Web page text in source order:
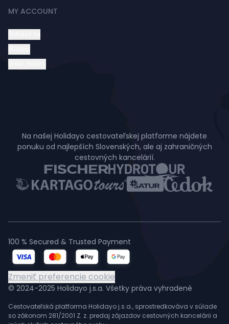
MY ACCOUNT
Na našej Holidayo cestovateľskej platforme nájdete
ponuku od najlepších Slovenských, ale aj zahraničných
cestovných kancelárií.
© 2024-2025 Holidayo j.s.a. Všetky práva vyhradené
Cestovateľská platforma Holidayo j.s.a., sprostredkováva v súlade
so zákonom 281/2001 Z. z. predaj zájazdov cestovných kancelárii a
100 % Secured & Trusted Payment
Zmeniť preferencie cookie